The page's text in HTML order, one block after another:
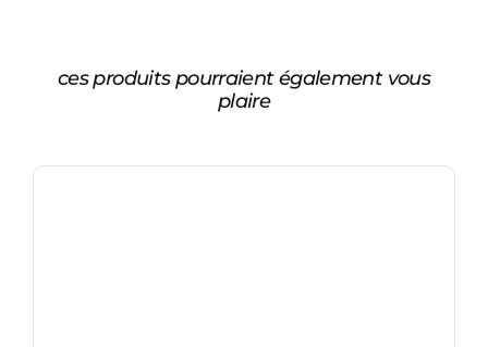
ces produits pourraient également vous
plaire